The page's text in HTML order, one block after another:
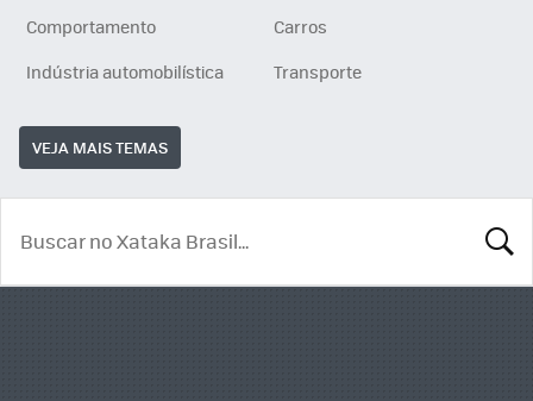
Comportamento
Carros
Indústria automobilística
Transporte
VEJA MAIS TEMAS